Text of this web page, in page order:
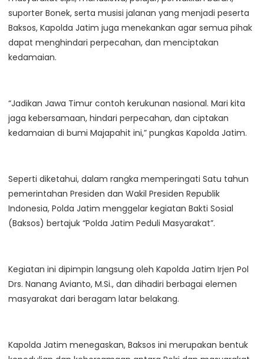
suporter Bonek, serta musisi jalanan yang menjadi peserta
Baksos, Kapolda Jatim juga menekankan agar semua pihak
dapat menghindari perpecahan, dan menciptakan
kedamaian.
“Jadikan Jawa Timur contoh kerukunan nasional. Mari kita
jaga kebersamaan, hindari perpecahan, dan ciptakan
kedamaian di bumi Majapahit ini,” pungkas Kapolda Jatim.
Seperti diketahui, dalam rangka memperingati Satu tahun
pemerintahan Presiden dan Wakil Presiden Republik
Indonesia, Polda Jatim menggelar kegiatan Bakti Sosial
(Baksos) bertajuk “Polda Jatim Peduli Masyarakat”.
Kegiatan ini dipimpin langsung oleh Kapolda Jatim Irjen Pol
Drs. Nanang Avianto, M.Si., dan dihadiri berbagai elemen
masyarakat dari beragam latar belakang.
Kapolda Jatim menegaskan, Baksos ini merupakan bentuk